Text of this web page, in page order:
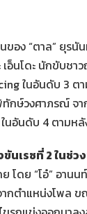
อง “ตาล” ยุรนั
อ็นโดะ นักขับชา
ในอันดับ 3 ต
กษ์วงศาภรณ์ จ
นอันดับ 4 ตามห
นเรซที่ 2 ในช่
โดย “โอ๋” อานน
ตำแหน่งโพล ขณ